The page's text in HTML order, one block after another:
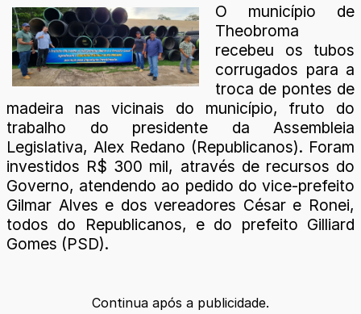
O município de
Theobroma
recebeu os tubos
corrugados para a
troca de pontes de
madeira nas vicinais do município, fruto do
trabalho do presidente da Assembleia
Legislativa, Alex Redano (Republicanos). Foram
investidos R$ 300 mil, através de recursos do
Governo, atendendo ao pedido do vice-prefeito
Gilmar Alves e dos vereadores César e Ronei,
todos do Republicanos, e do prefeito Gilliard
Gomes (PSD).
Continua após a publicidade.